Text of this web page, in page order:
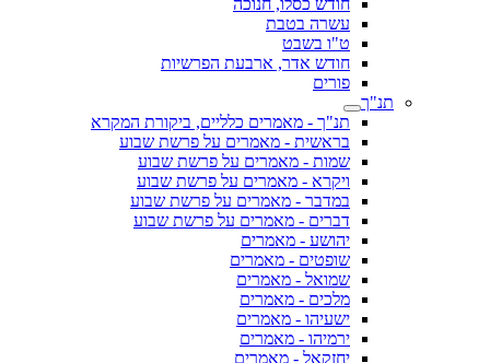
חודש כסלו, חנוכה
עשרה בטבת
ט"ו בשבט
חודש אדר, ארבעת הפרשיות
פורים
תנ"ך
תנ"ך - מאמרים כלליים, ביקורת המקרא
בראשית - מאמרים על פרשת שבוע
שמות - מאמרים על פרשת שבוע
ויקרא - מאמרים על פרשת שבוע
במדבר - מאמרים על פרשת שבוע
דברים - מאמרים על פרשת שבוע
יהושע - מאמרים
שופטים - מאמרים
שמואל - מאמרים
מלכים - מאמרים
ישעיהו - מאמרים
ירמיהו - מאמרים
יחזקאל - מאמרים